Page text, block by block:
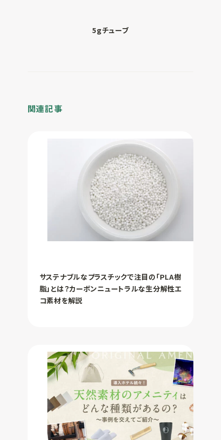
5gチューブ
関連記事
サステナブルなプラスチックで注目の「PLA樹
脂」とは？カーボンニュートラルな生分解性エ
コ素材を解説